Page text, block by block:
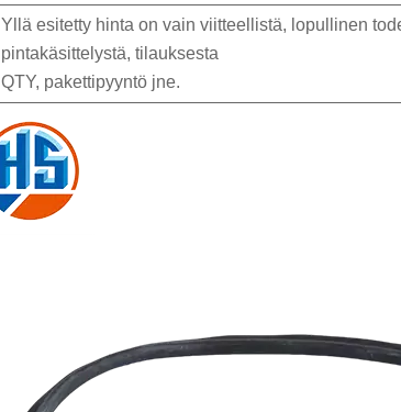
Yllä esitetty hinta on vain viitteellistä, lopullinen
pintakäsittelystä, tilauksesta
QTY, pakettipyyntö jne.